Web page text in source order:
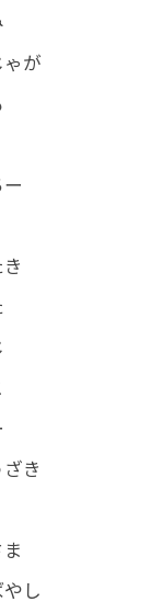
が
き
し